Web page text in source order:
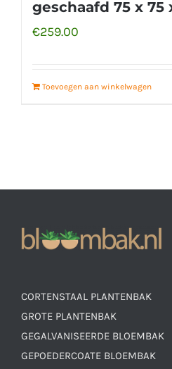
geschaafd 75 x 75
€259.00
Toevoegen aan winkelwagen
CORTENSTAAL PLANTENBAK
GROTE PLANTENBAK
GEGALVANISEERDE BLOEMBAK
GEPOEDERCOATE BLOEMBAK